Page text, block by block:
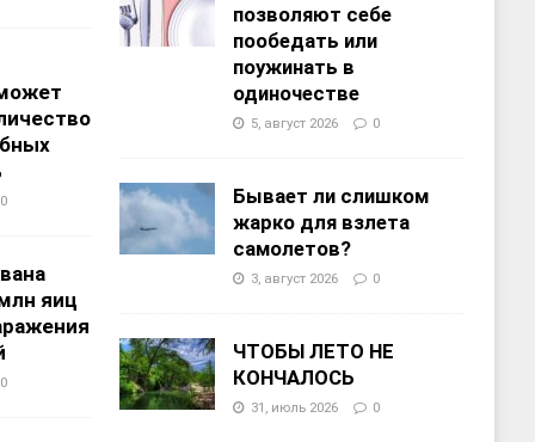
0
яиц
0
позволяют себе
пообедать или
поужинать в
одиночестве
5, август 2026 0
Бывает ли слишком
жарко для взлета
самолетов?
3, август 2026 0
ЧТОБЫ ЛЕТО НЕ
КОНЧАЛОСЬ
31, июль 2026 0